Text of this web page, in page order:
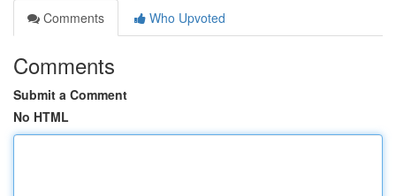
Comments
Who Upvoted
Comments
Submit a Comment
No HTML